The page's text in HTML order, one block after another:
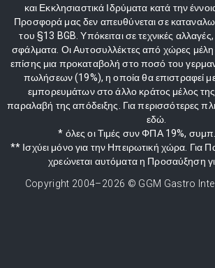
και Εκκλησιαστικά Ιδρύματα κατά την
Προσφορά μας δεν απευθύνεται σε
του §13 BGB. Υπόκειται σε τεχνικές
σφάλματα. Οι Αυτοσυλλέκτες από χώρες
επίσης μια προκαταβολή στο ποσό του
πωλήσεων (19%), η οποία θα επιστραφεί
εμπορευμάτων στο άλλο κράτος μέλος
παραλαβή της απόδειξης. Για περισσότερες
εδώ.
* όλες οι Τιμές συν ΦΠΑ 19%,
** Ισχύει μόνο για την Ηπειρωτική χώρα. Για
χρεώνεται αυτόματα η Προσαύξηση
Copyright 2004–2026 © GGM Gastro